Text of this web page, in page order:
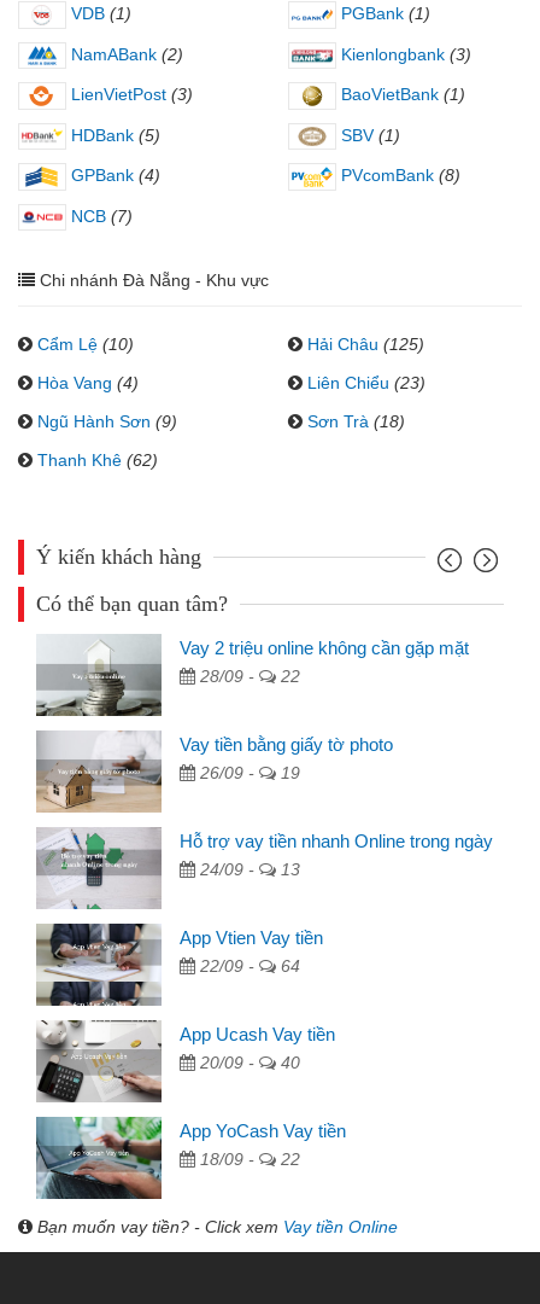
VDB (1) PGBank (1)
NamABank (2) Kienlongbank (3)
LienVietPost (3) BaoVietBank (1)
HDBank (5) SBV (1)
GPBank (4) PVcomBank (8)
NCB (7)
Chi nhánh Đà Nẵng - Khu vực
Cẩm Lệ (10) Hải Châu (125)
Hòa Vang (4) Liên Chiểu (23)
Ngũ Hành Sơn (9) Sơn Trà (18)
Thanh Khê (62)
Ý kiến khách hàng
Có thể bạn quan tâm?
Vay 2 triệu online không cần gặp mặt
28/09 - 22
Vay tiền bằng giấy tờ photo
26/09 - 19
Hỗ trợ vay tiền nhanh Online trong ngày
24/09 - 13
App Vtien Vay tiền
22/09 - 64
App Ucash Vay tiền
20/09 - 40
App YoCash Vay tiền
18/09 - 22
Bạn muốn vay tiền? - Click xem Vay tiền Online